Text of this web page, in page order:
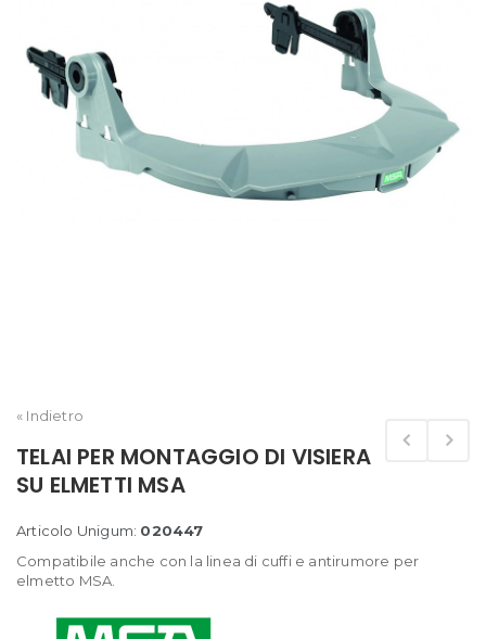
« Indietro
TELAI PER MONTAGGIO DI VISIERA
SU ELMETTI MSA
Articolo Unigum: 020447
Compatibile anche con la linea di cuffi e antirumore per
elmetto MSA.